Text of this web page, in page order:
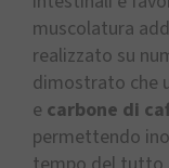
muscolatura
realizzato su
dimostrato che
e carbone di
permettendo